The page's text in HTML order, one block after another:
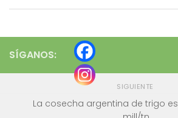
SÍGANOS:
SIGUIENTE
La cosecha argentina de trigo